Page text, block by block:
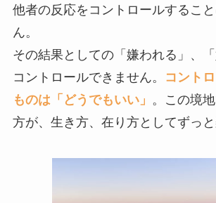
他者の反応をコントロールするこ
ん。
その結果としての「嫌われる」、
コントロールできません。
コント
ものは「どうでもいい」 。この境
方が、生き方、在り方としてずっと